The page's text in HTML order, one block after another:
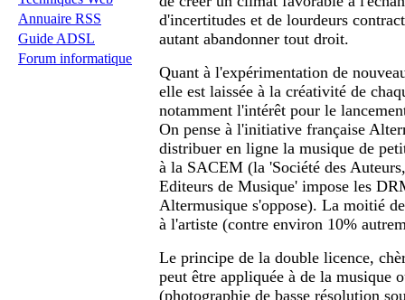
Annuaire RSS
Guide ADSL
Forum informatique
d'incertitudes et de lourdeurs
autant abandonner tout droit.
Quant à l'expérimentation de
elle est laissée à la créativité de
notamment l'intérêt pour le
On pense à l'initiative française
distribuer en ligne la musique de
à la SACEM (la 'Société des
Editeurs de Musique' impose les
Altermusique s'oppose). La moitié
à l'artiste (contre environ 10%
Le principe de la double licence,
peut être appliquée à de la musique
(photographie de basse résolution